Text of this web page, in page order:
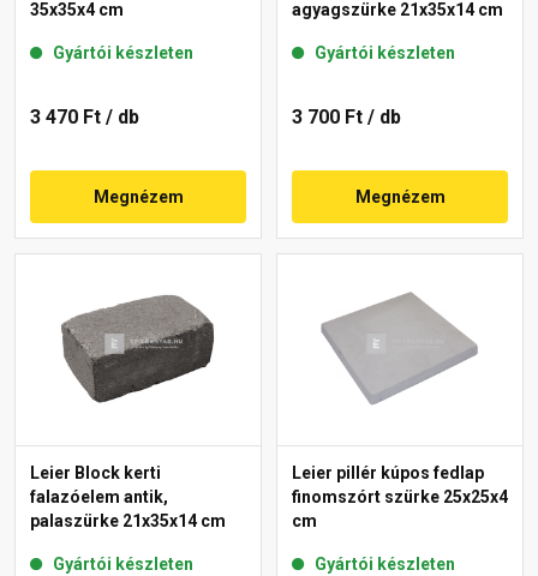
35x35x4 cm
Gyártói készleten
3 470 Ft / db
Megnézem
agyagszürke 21x35x14 cm
Gyártói készleten
3 700 Ft / db
Megnézem
Leier Block kerti
falazóelem antik,
palaszürke 21x35x14 cm
Gyártói készleten
Leier pillér kúpos fedlap
finomszórt szürke 25x25x4
cm
Gyártói készleten